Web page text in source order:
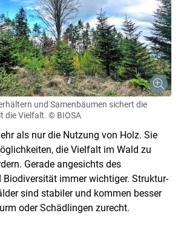
und Samenbäumen sichert die
die Vielfalt. © BIOSA
als nur die Nutzung von Holz. Sie
die Vielfalt im Wald zu
Gerade angesichts des
immer wichtiger. Struktur-
sind stabiler und kommen besser
oder Schädlingen zurecht.